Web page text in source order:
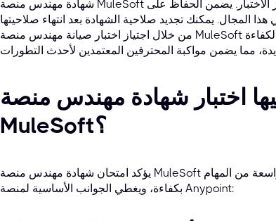
شهادة مهندس منصة MuleSoft المعتمد - المستوى 1 صالحة لمدة عامين من تاريخ اجتياز الاختبار. يضمن الحفاظ على
المجال. يمكنك تجديد صلاحية الشهادة بعد انتهاء صلاحيتها
من خلال اجتياز اختبار صيانة مهندس منصة MuleSoft المعتمد - المستوى 1. تتضمن عملية التجديد عادةً إثبات الكفاءة
اختبار شهادة مهندس منصة
MuleSoft؟
يؤكد امتحان شهادة مهندس منصة MuleSoft المعتمد - المستوى 1 قدرة المرشح على أداء مجموعة واسعة من المهام
بكفاءة، ويغطي الجوانب الأساسية لمنصة Anypoint: